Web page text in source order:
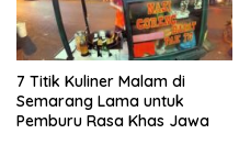
7 Titik Kuliner Malam di
Semarang Lama untuk
Pemburu Rasa Khas Jawa